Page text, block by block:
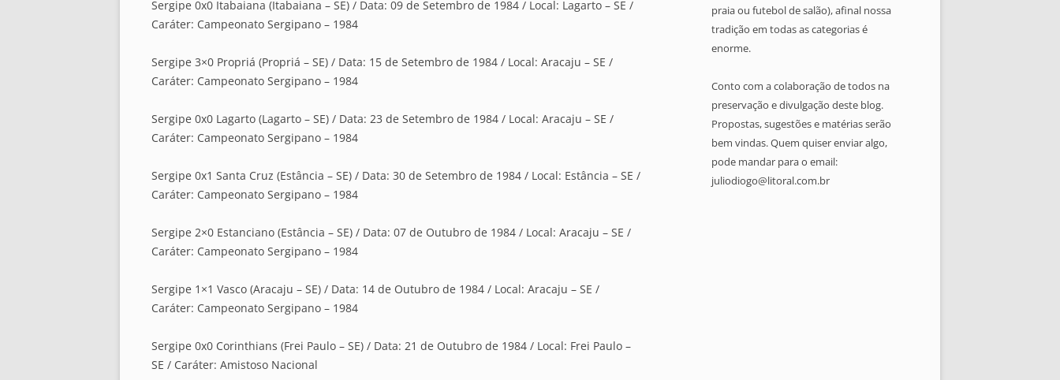
Sergipe 0x0 Itabaiana (Itabaiana – SE) / Data: 09 de Setembro de 1984 / Local: Lagarto – SE /
Caráter: Campeonato Sergipano – 1984
Sergipe 3×0 Propriá (Propriá – SE) / Data: 15 de Setembro de 1984 / Local: Aracaju – SE /
Caráter: Campeonato Sergipano – 1984
Sergipe 0x0 Lagarto (Lagarto – SE) / Data: 23 de Setembro de 1984 / Local: Aracaju – SE /
Caráter: Campeonato Sergipano – 1984
Sergipe 0x1 Santa Cruz (Estância – SE) / Data: 30 de Setembro de 1984 / Local: Estância – SE /
Caráter: Campeonato Sergipano – 1984
Sergipe 2×0 Estanciano (Estância – SE) / Data: 07 de Outubro de 1984 / Local: Aracaju – SE /
Caráter: Campeonato Sergipano – 1984
Sergipe 1×1 Vasco (Aracaju – SE) / Data: 14 de Outubro de 1984 / Local: Aracaju – SE /
Caráter: Campeonato Sergipano – 1984
Sergipe 0x0 Corinthians (Frei Paulo – SE) / Data: 21 de Outubro de 1984 / Local: Frei Paulo –
SE / Caráter: Amistoso Nacional
praia ou futebol de salão), afinal nossa
tradição em todas as categorias é
enorme.
Conto com a colaboração de todos na
preservação e divulgação deste blog.
Propostas, sugestões e matérias serão
bem vindas. Quem quiser enviar algo,
pode mandar para o email:
juliodiogo@litoral.com.br